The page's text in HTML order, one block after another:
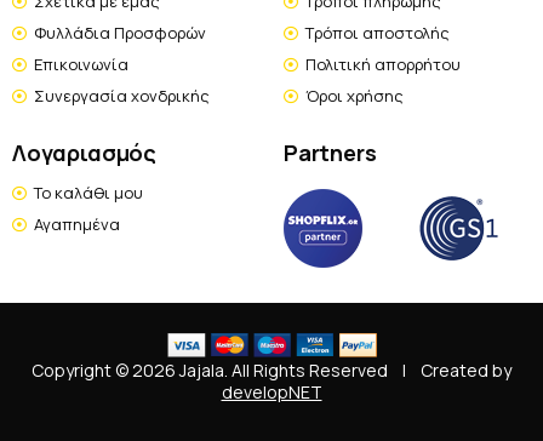
Φυλλάδια Προσφορών
Επικοινωνία
Συνεργασία χονδρικής
Τρόποι αποστολής
Πολιτική απορρήτου
Όροι χρήσης
Λογαριασμός
Το καλάθι μου
Αγαπημένα
Partners
Copyright © 2026 Jajala. All Rights Reserved |
Created by
developNET